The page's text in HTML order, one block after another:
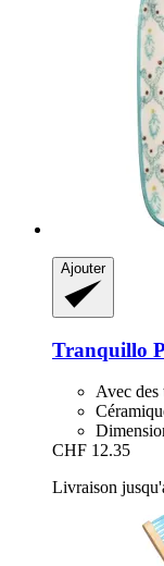
Ajouter
Tranquillo
Avec des
CHF 12.35
Livraison